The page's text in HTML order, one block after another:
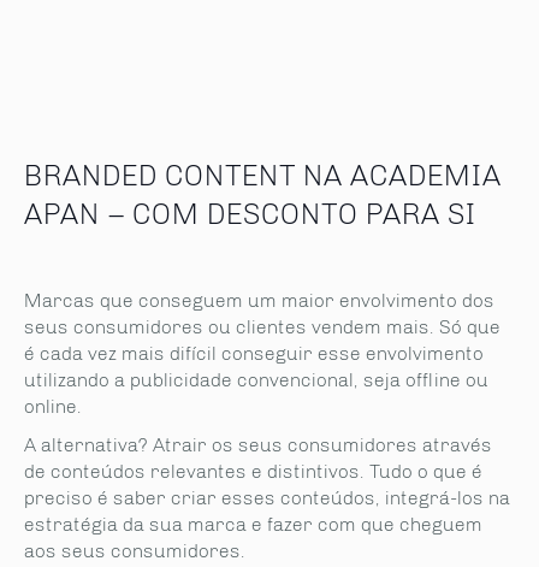
BRANDED CONTENT NA ACADEMIA
APAN – COM DESCONTO PARA SI
Marcas que conseguem um maior envolvimento dos
seus consumidores ou clientes vendem mais. Só que
é cada vez mais difícil conseguir esse envolvimento
utilizando a publicidade convencional, seja offline ou
online.
A alternativa? Atrair os seus consumidores através
de conteúdos relevantes e distintivos. Tudo o que é
preciso é saber criar esses conteúdos, integrá-los na
estratégia da sua marca e fazer com que cheguem
aos seus consumidores.